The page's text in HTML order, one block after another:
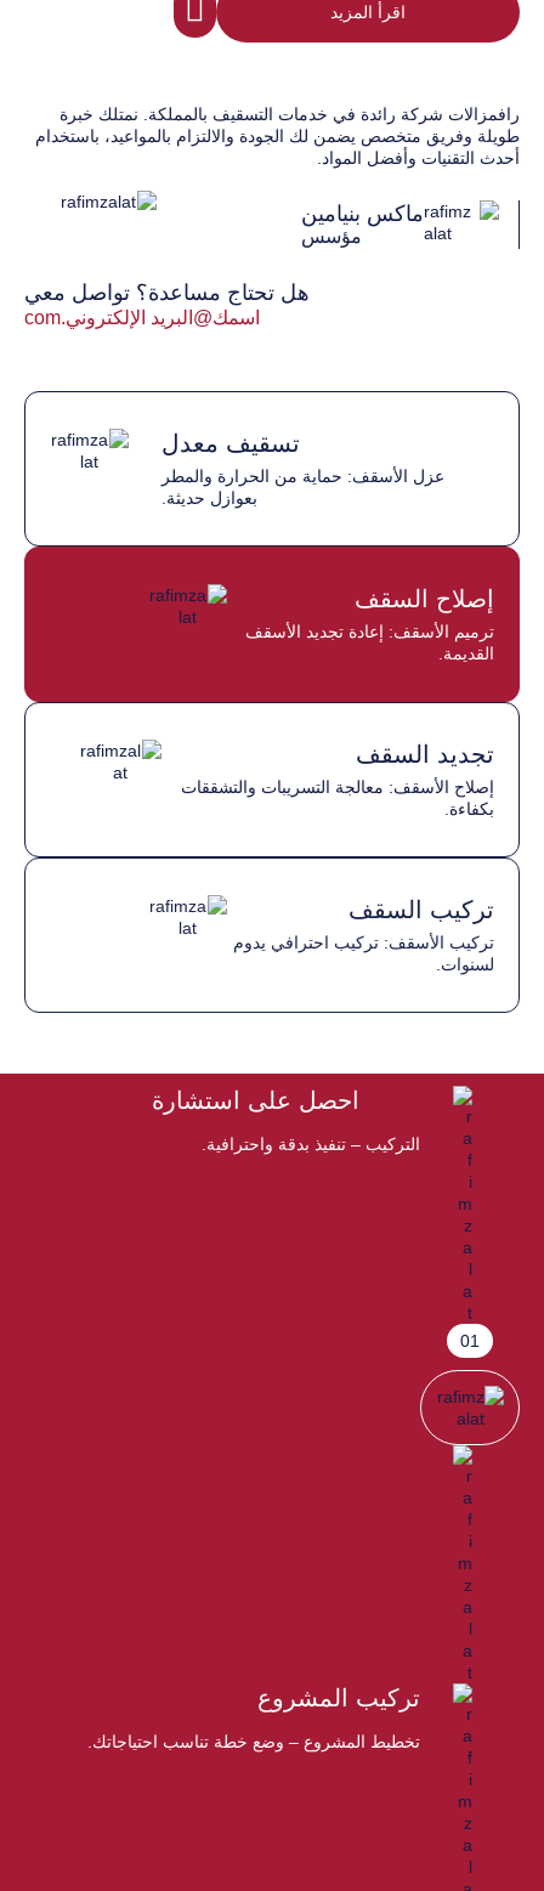
اقرأ المزيد
رافمزالات شركة رائدة في خدمات التسقيف بالمملكة. نمتلك خبرة
طويلة وفريق متخصص يضمن لك الجودة والالتزام بالمواعيد، باستخدام
أحدث التقنيات وأفضل المواد.
ماكس بنيامين
مؤسس
هل تحتاج مساعدة؟ تواصل معي
اسمك@البريد الإلكتروني.com
تسقيف معدل
عزل الأسقف: حماية من الحرارة والمطر
بعوازل حديثة.
إصلاح السقف
ترميم الأسقف: إعادة تجديد الأسقف
القديمة.
تجديد السقف
إصلاح الأسقف: معالجة التسريبات والتشققات
بكفاءة.
تركيب السقف
تركيب الأسقف: تركيب احترافي يدوم
لسنوات.
01
احصل على استشارة
التركيب – تنفيذ بدقة واحترافية.
تركيب المشروع
تخطيط المشروع – وضع خطة تناسب احتياجاتك.